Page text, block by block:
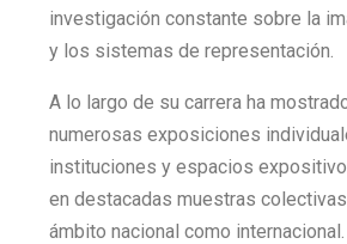
investigación constante sobre la
y los sistemas de representación.
A lo largo de su carrera ha
numerosas exposiciones
instituciones y espacios
en destacadas muestras
ámbito nacional como